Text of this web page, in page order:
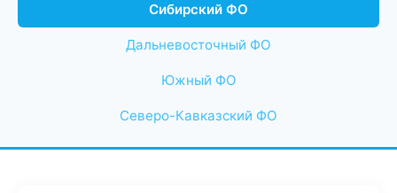
Сибирский ФО
Дальневосточный ФО
Южный ФО
Северо-Кавказский ФО